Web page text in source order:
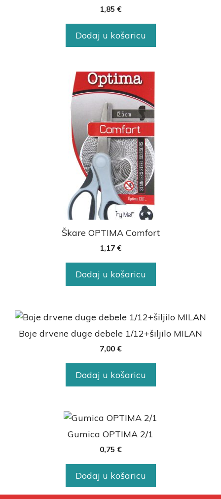
1,85 €
Dodaj u košaricu
Škare OPTIMA Comfort
1,17 €
Dodaj u košaricu
Boje drvene duge debele 1/12+šiljilo MILAN
7,00 €
Dodaj u košaricu
Gumica OPTIMA 2/1
0,75 €
Dodaj u košaricu